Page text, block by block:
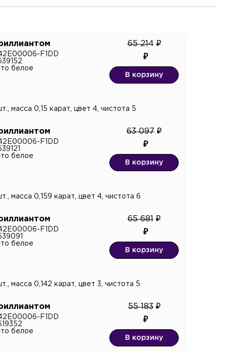
F1DD
белое
65 214
В корзину
масса 0,15 карат, цвет 4, чистота 5
F1DD
белое
63 097
В корзину
масса 0,159 карат, цвет 4, чистота 6
F1DD
белое
65 681
В корзину
масса 0,142 карат, цвет 3, чистота 5
F1DD
белое
55 183
В корзину